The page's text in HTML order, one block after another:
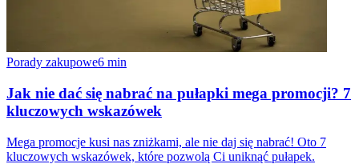
Porady zakupowe6 min
Jak nie dać się nabrać na pułapki mega promocji? 7
kluczowych wskazówek
Mega promocje kusi nas zniżkami, ale nie daj się nabrać! Oto 7
kluczowych wskazówek, które pozwolą Ci uniknąć pułapek.